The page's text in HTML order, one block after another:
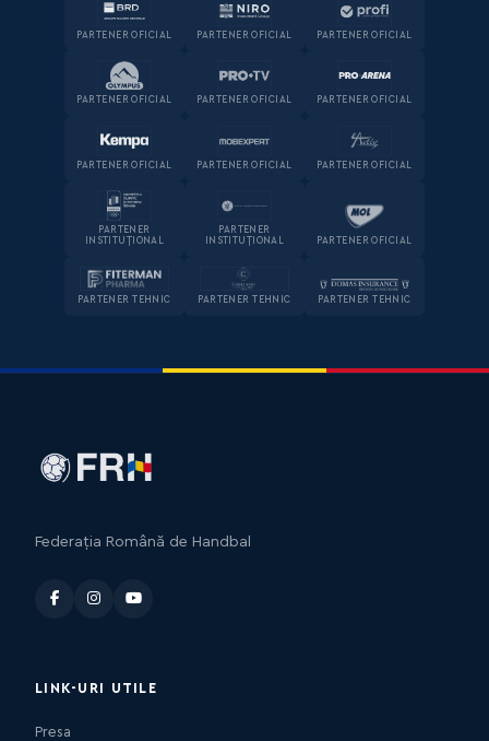
PARTENER OFICIAL PARTENER OFICIAL PARTENER OFICIAL
PARTENER OFICIAL PARTENER OFICIAL PARTENER OFICIAL
PARTENER OFICIAL PARTENER OFICIAL PARTENER OFICIAL
PARTENER
INSTITUȚIONAL
PARTENER
INSTITUȚIONAL
PARTENER OFICIAL
PARTENER TEHNIC PARTENER TEHNIC PARTENER TEHNIC
Federația Română de Handbal
LINK-URI UTILE
Presa